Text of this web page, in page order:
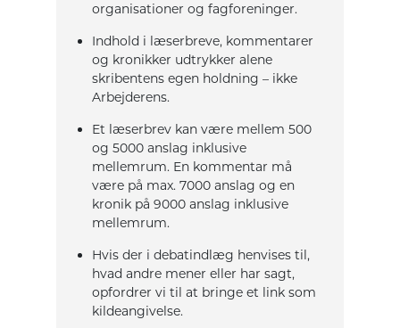
organisationer og fagforeninger.
Indhold i læserbreve, kommentarer
og kronikker udtrykker alene
skribentens egen holdning – ikke
Arbejderens.
Et læserbrev kan være mellem 500
og 5000 anslag inklusive
mellemrum. En kommentar må
være på max. 7000 anslag og en
kronik på 9000 anslag inklusive
mellemrum.
Hvis der i debatindlæg henvises til,
hvad andre mener eller har sagt,
opfordrer vi til at bringe et link som
kildeangivelse.